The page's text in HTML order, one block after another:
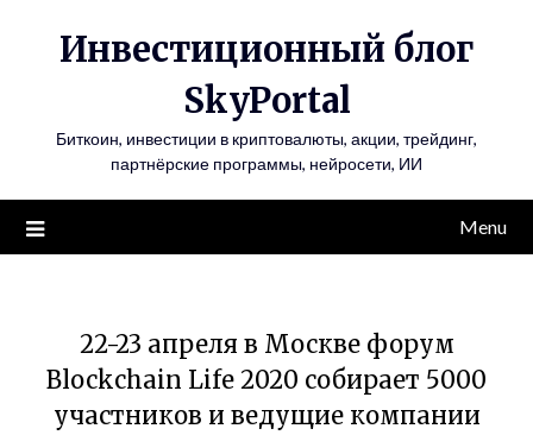
Инвестиционный блог
SkyPortal
Биткоин, инвестиции в криптовалюты, акции, трейдинг,
партнёрские программы, нейросети, ИИ
Menu
22-23 апреля в Москве форум
Blockchain Life 2020 собирает 5000
участников и ведущие компании